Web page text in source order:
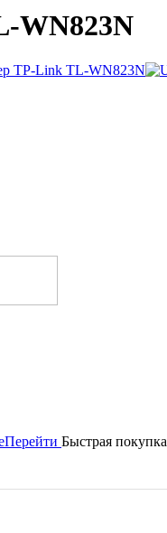
WN823N
Перейти Быстрая покупка